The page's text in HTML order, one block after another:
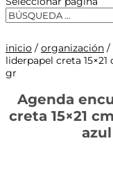
inicio / organización /
liderpapel creta
gr
Agenda
creta 15×21